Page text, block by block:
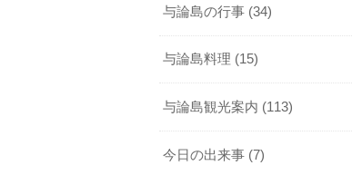
与論島の行事 (34)
与論島料理 (15)
与論島観光案内 (113)
今日の出来事 (7)